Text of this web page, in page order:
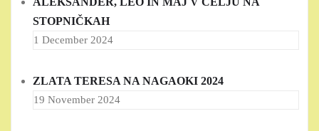
STOPNIČKAH
1 December 2024
ZLATA TERESA NA NAGAOKI 2024
19 November 2024